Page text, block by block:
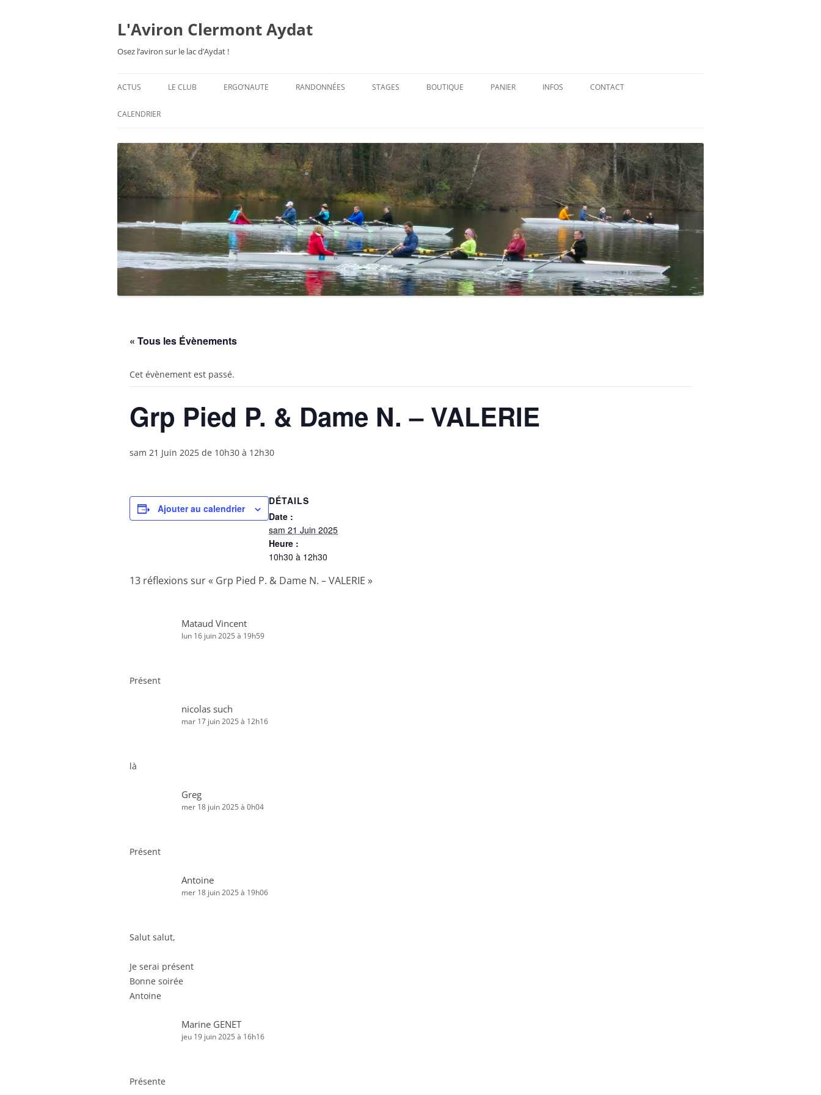
L'Aviron Clermont Aydat
Osez l’aviron sur le lac d’Aydat !
ACTUS LE CLUB
ESPACE ADHÉSION
TARIFS 2026-27
ERGO’NAUTE RANDONNÉES STAGES BOUTIQUE PANIER INFOS
RÉGLEMENT INTÉRIEUR
RÉGLEMENT DE LA FFA
MENTIONS LÉGALES
PARTENAIRES
CONTACT
CALENDRIER
« Tous les Évènements
Cet évènement est passé.
Grp Pied P. & Dame N. – VALERIE
sam 21 Juin 2025 de 10h30 à 12h30
Ajouter au calendrier
DÉTAILS
Date :
sam 21 Juin 2025
Heure :
10h30 à 12h30
13 réflexions sur « Grp Pied P. & Dame N. – VALERIE »
Mataud Vincent
lun 16 juin 2025 à 19h59
Présent
nicolas such
mar 17 juin 2025 à 12h16
là
Greg
mer 18 juin 2025 à 0h04
Présent
Antoine
mer 18 juin 2025 à 19h06
Salut salut,
Je serai présent
Bonne soirée
Antoine
Marine GENET
jeu 19 juin 2025 à 16h16
Présente